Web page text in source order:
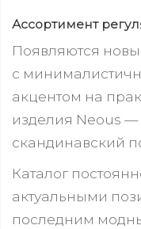
Ассортимент
Появляются
с
акцентом на
изделия Neous —
скандинавский
Каталог
актуальными
последним